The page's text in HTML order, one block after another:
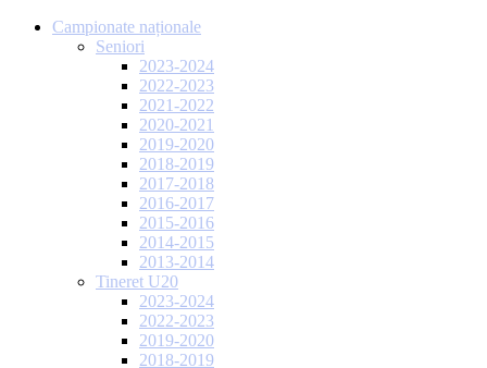
Campionate naționale
Seniori
2023-2024
2022-2023
2021-2022
2020-2021
2019-2020
2018-2019
2017-2018
2016-2017
2015-2016
2014-2015
2013-2014
Tineret U20
2023-2024
2022-2023
2019-2020
2018-2019